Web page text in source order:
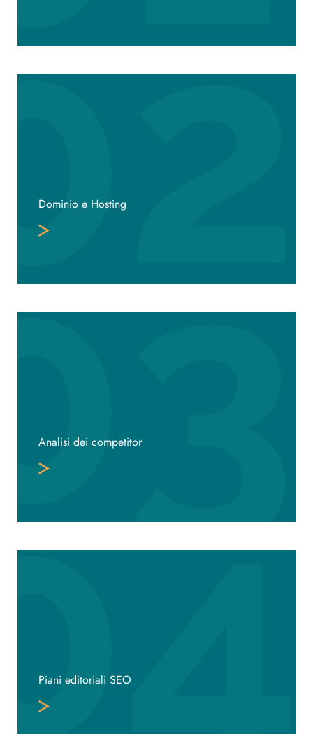
Dominio e Hosting
Analisi dei competitor
Piani editoriali SEO